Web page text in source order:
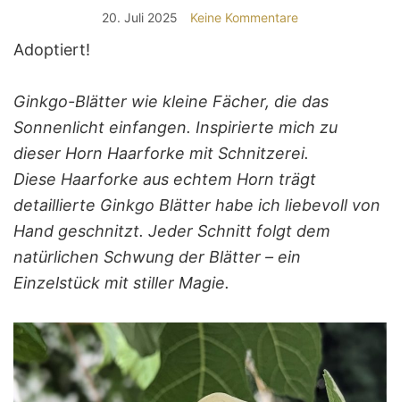
20. Juli 2025 Keine Kommentare
Adoptiert!
Ginkgo-Blätter wie kleine Fächer, die das
Sonnenlicht einfangen. Inspirierte mich zu
dieser Horn Haarforke mit Schnitzerei.
Diese Haarforke aus echtem Horn trägt
detaillierte Ginkgo Blätter habe ich liebevoll von
Hand geschnitzt. Jeder Schnitt folgt dem
natürlichen Schwung der Blätter – ein
Einzelstück mit stiller Magie.